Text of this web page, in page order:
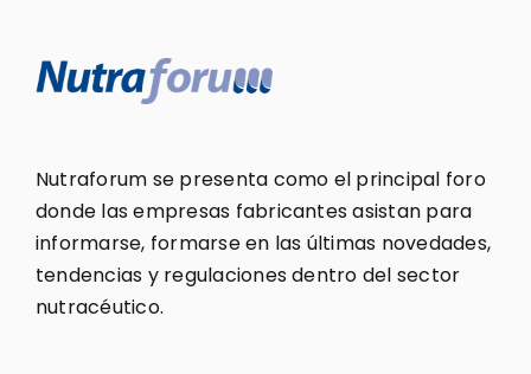
Nutraforum se presenta como el principal foro
donde las empresas fabricantes asistan para
informarse, formarse en las últimas novedades,
tendencias y regulaciones dentro del sector
nutracéutico.